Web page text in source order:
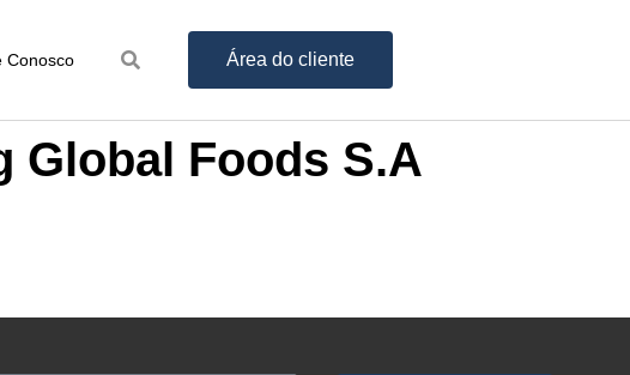
Conosco Área do cliente
Global Foods S.A